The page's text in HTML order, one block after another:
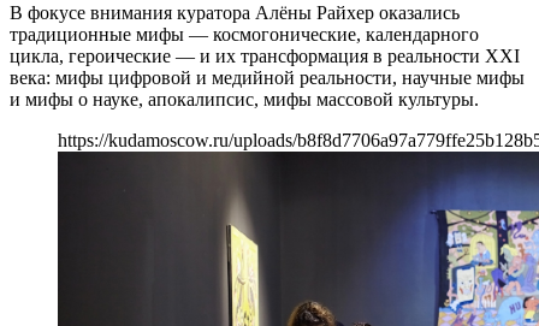
В фокусе внимания куратора Алёны Райхер оказались
традиционные мифы — космогонические, календарного
цикла, героические — и их трансформация в реальности XXI
века: мифы цифровой и медийной реальности, научные мифы
и мифы о науке, апокалипсис, мифы массовой культуры.
https://kudamoscow.ru/uploads/